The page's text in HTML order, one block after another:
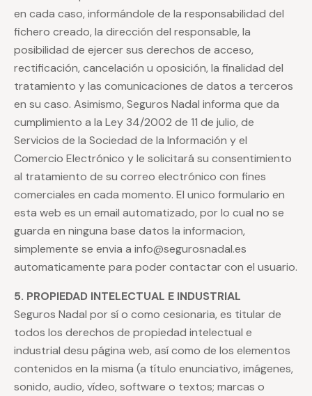
en cada caso, informándole de la responsabilidad del
fichero creado, la dirección del responsable, la
posibilidad de ejercer sus derechos de acceso,
rectificación, cancelación u oposición, la finalidad del
tratamiento y las comunicaciones de datos a terceros
en su caso. Asimismo, Seguros Nadal informa que da
cumplimiento a la Ley 34/2002 de 11 de julio, de
Servicios de la Sociedad de la Información y el
Comercio Electrónico y le solicitará su consentimiento
al tratamiento de su correo electrónico con fines
comerciales en cada momento. El unico formulario en
esta web es un email automatizado, por lo cual no se
guarda en ninguna base datos la informacion,
simplemente se envia a info@segurosnadal.es
automaticamente para poder contactar con el usuario.
5. PROPIEDAD INTELECTUAL E INDUSTRIAL
Seguros Nadal por sí o como cesionaria, es titular de
todos los derechos de propiedad intelectual e
industrial desu página web, así como de los elementos
contenidos en la misma (a título enunciativo, imágenes,
sonido, audio, vídeo, software o textos; marcas o